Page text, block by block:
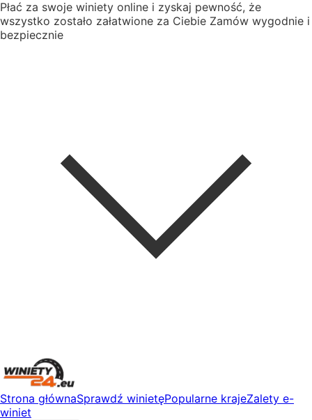
Płać za swoje winiety online i zyskaj pewność, że
wszystko zostało załatwione za Ciebie Zamów wygodnie i
bezpiecznie
Strona głównaSprawdź winietęPopularne krajeZalety e-
winiet